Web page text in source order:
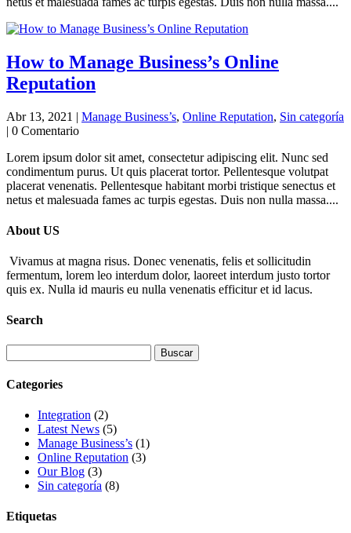
How to Manage Business’s Online
Reputation
Abr 13, 2021 | Manage Business’s, Online Reputation, Sin categoría
| 0 Comentario
Lorem ipsum dolor sit amet, consectetur adipiscing elit. Nunc sed
condimentum purus. Ut quis placerat tortor. Pellentesque volutpat
placerat venenatis. Pellentesque habitant morbi tristique senectus et
netus et malesuada fames ac turpis egestas. Duis non nulla massa....
About US
Vivamus at magna risus. Donec venenatis, felis et sollicitudin
fermentum, lorem leo interdum dolor, laoreet interdum justo tortor
quis ex. Nulla id mauris eu nulla venenatis efficitur et id lacus.
Search
Categories
Integration (2)
Latest News (5)
Manage Business’s (1)
Online Reputation (3)
Our Blog (3)
Sin categoría (8)
Etiquetas